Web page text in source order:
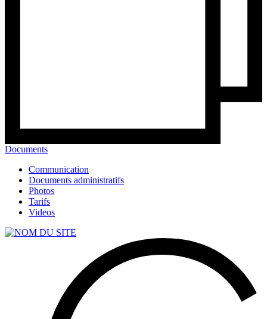
Documents
Communication
Documents administratifs
Photos
Tarifs
Videos